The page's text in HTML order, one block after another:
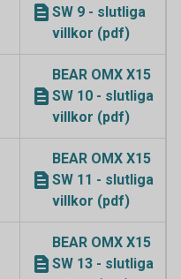
SW 9 - slutliga
villkor (pdf)
BEAR OMX X15
SW 10 - slutliga
villkor (pdf)
BEAR OMX X15
SW 11 - slutliga
villkor (pdf)
BEAR OMX X15
SW 13 - slutliga